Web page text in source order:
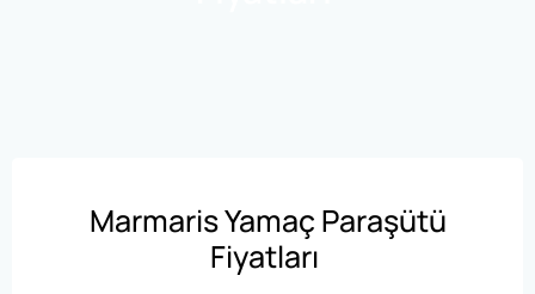
Marmaris Yamaç Paraşütü
Fiyatları